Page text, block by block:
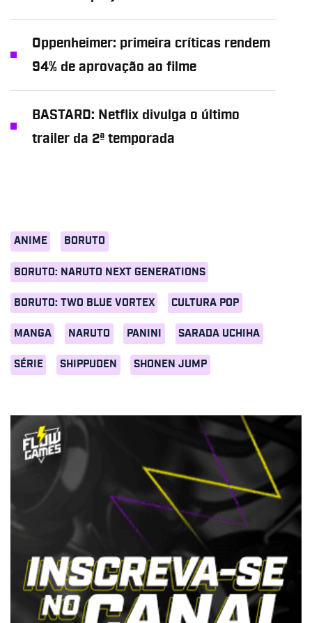
ANIME BORUTO
BORUTO: NARUTO NEXT GENERATIONS
BORUTO: TWO BLUE VORTEX CULTURA POP
MANGA NARUTO PANINI SARADA UCHIHA
SÉRIE SHIPPUDEN SHONEN JUMP
Oppenheimer: primeira críticas rendem
94% de aprovação ao filme
BASTARD: Netflix divulga o último
trailer da 2ª temporada